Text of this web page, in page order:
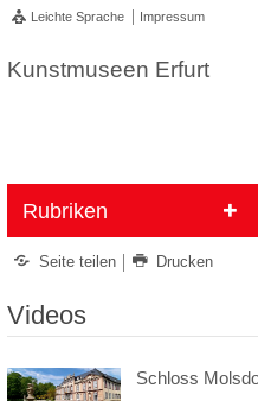
Leichte Sprache Impressum
Kunstmuseen Erfurt
Rubriken
Seite teilen Drucken
Videos
Schloss